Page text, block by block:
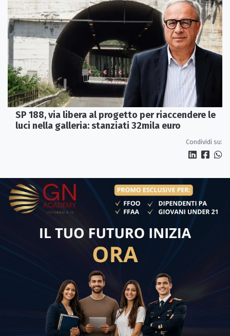
SP 188, via libera al progetto per riaccendere le
luci nella galleria: stanziati 32mila euro
Condividi su: